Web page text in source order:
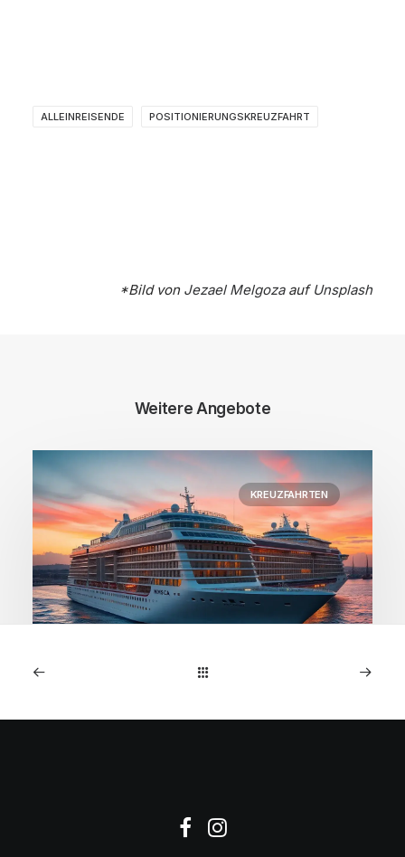
ALLEINREISENDE POSITIONIERUNGSKREUZFAHRT
*Bild von Jezael Melgozaauf Unsplash
Weitere Angebote
KREUZFAHRTEN
1. Januar 2026